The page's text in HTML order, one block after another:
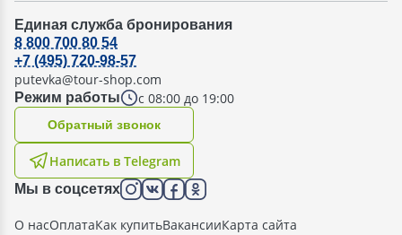
Единая служба бронирования
Режим работы с 08:00 до 19:00
8 800 700 80 54
+7 (495) 720-98-57
putevka@tour-shop.com
Написать в Telegram
Oбратный звонок
Мы в соцсетях
О насОплатаКак купитьВакансииКарта сайта